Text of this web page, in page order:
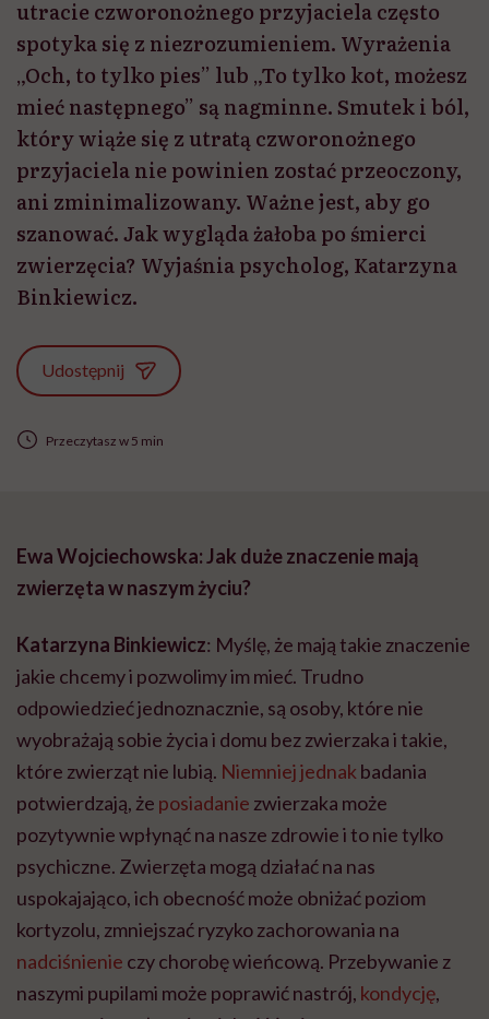
utracie czworonożnego przyjaciela często
spotyka się z niezrozumieniem. Wyrażenia
„Och, to tylko pies” lub „To tylko kot, możesz
mieć następnego” są nagminne. Smutek i ból,
który wiąże się z utratą czworonożnego
przyjaciela nie powinien zostać przeoczony,
ani zminimalizowany. Ważne jest, aby go
szanować. Jak wygląda żałoba po śmierci
zwierzęcia? Wyjaśnia psycholog, Katarzyna
Binkiewicz.
Udostępnij
Przeczytasz w 5 min
Ewa Wojciechowska: Jak duże znaczeniemają
zwierzęta w naszym życiu?
Katarzyna Binkiewicz: Myślę, że mają takie znaczenie
jakie chcemy i pozwolimy im mieć. Trudno
odpowiedzieć jednoznacznie, są osoby, które nie
wyobrażają sobie życia i domu bez zwierzaka i takie,
które zwierząt nie lubią. Niemniej jednakbadania
potwierdzają, że posiadanie zwierzaka może
pozytywnie wpłynąć na nasze zdrowie i to nie tylko
psychiczne. Zwierzęta mogą działać na nas
uspokajająco, ich obecność może obniżać poziom
kortyzolu, zmniejszać ryzyko zachorowania na
nadciśnienie czy chorobę wieńcową. Przebywanie z
naszymi pupilami może poprawić nastrój, kondycję,